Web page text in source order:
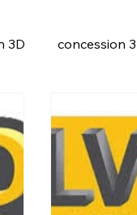
3D concession